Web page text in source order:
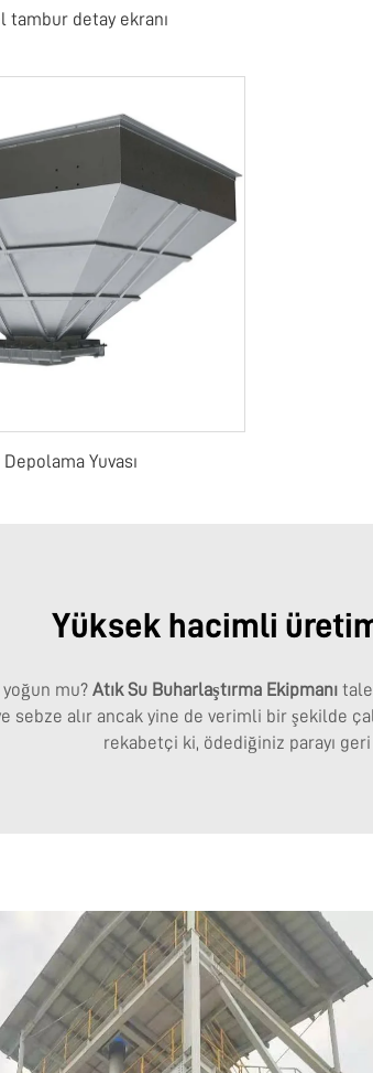
tambur detay ekranı
Yuvası
Yüksek hacimli
mu? Atık Su Buharlaştırma Ekipmanı
sebze alır ancak yine de verimli bir şekilde
rekabetçi ki, ödediğiniz parayı geri